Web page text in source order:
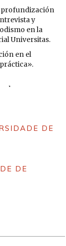
profundización
y
en la
Universitas.
en el
la era
digital:
en España.
de
Journal of
to
the
DE
DE